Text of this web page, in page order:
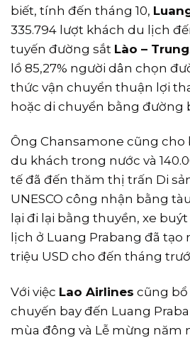
biết, tính đến tháng 10,
335.794 lượt khách du lịch
tuyến đường sắt Lào – Trung
lồ 85,27% người dân chọn
thức vận chuyển thuận lợi
hoặc di chuyển bằng đường
Ông Chansamone cũng cho
du khách trong nước và
tế đã đến thăm thị trấn Di
UNESCO công nhận bằng
lại đi lại bằng thuyền, xe
lịch ở Luang Prabang đã tạo
triệu USD cho đến tháng
Với việc Lao Airlines cũng
chuyến bay đến Luang
mùa đông và Lễ mừng năm